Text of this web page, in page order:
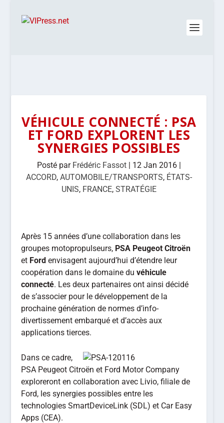
VÉHICULE CONNECTÉ : PSA
ET FORD EXPLORENT LES
SYNERGIES POSSIBLES
Posté par Frédéric Fassot| 12 Jan 2016|
ACCORD, AUTOMOBILE/TRANSPORTS, ÉTATS-
UNIS, FRANCE, STRATÉGIE
Après 15 années d’une collaboration dans les
groupes motopropulseurs, PSA Peugeot Citroën
et Ford envisagent aujourd’hui d’étendre leur
coopération dans le domaine duvéhicule
connecté. Les deux partenaires ont ainsi décidé
de s’associer pour le développement de la
prochaine génération de normes d’info-
divertissement embarqué et d’accès aux
applications tierces.
Dans ce cadre,
PSA Peugeot Citroën et Ford Motor Company
exploreront en collaboration avec Livio, filiale de
Ford, les synergies possibles entre les
technologies SmartDeviceLink (SDL) et Car Easy
Apps (CEA).